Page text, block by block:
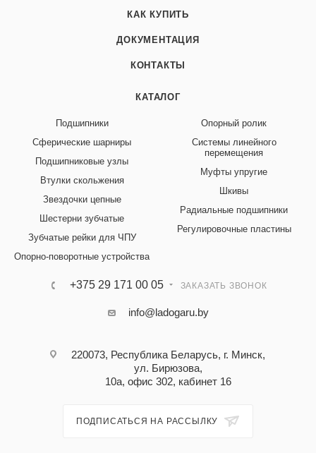
КАК КУПИТЬ
ДОКУМЕНТАЦИЯ
КОНТАКТЫ
КАТАЛОГ
Подшипники
Сферические шарниры
Подшипниковые узлы
Втулки скольжения
Звездочки цепные
Шестерни зубчатые
Зубчатые рейки для ЧПУ
Опорно-поворотные устройства
Опорный ролик
Системы линейного
перемещения
Муфты упругие
Шкивы
Радиальные подшипники
Регулировочные пластины
+375 29 171 00 05 ЗАКАЗАТЬ ЗВОНОК
info@ladogaru.by
220073, Республика Беларусь, г. Минск,
ул. Бирюзова,
10а, офис 302, кабинет 16
ПОДПИСАТЬСЯ НА РАССЫЛКУ